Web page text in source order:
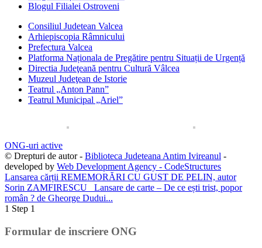
Blogul Filialei Ostroveni
Consiliul Judetean Valcea
Arhiepiscopia Râmnicului
Prefectura Valcea
Platforma Naționala de Pregătire pentru Situații de Urgență
Directia Judeţeană pentru Cultură Vâlcea
Muzeul Judeţean de Istorie
Teatrul „Anton Pann”
Teatrul Municipal „Ariel”
ONG-uri active
© Drepturi de autor - Biblioteca Judeteana Antim Ivireanul -
developed by Web Development Agency - CodeStructures
Lansarea cărții REMEMORĂRI CU GUST DE PELIN, autor
Sorin ZAMFIRESCU
Lansare de carte – De ce ești trist, popor
român ? de Gheorge Dudui...
1 Step 1
Formular de inscriere ONG